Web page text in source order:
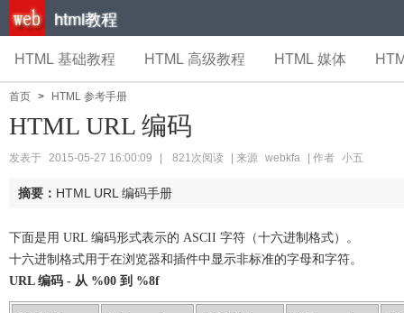
html教程
HTML 基础教程 HTML 高级教程 HTML 媒体
首页 > HTML 参考手册
HTML URL 编码
发表于 2015-05-27 16:00:09 821次阅读 | 来源 webkfa | 作者 小五
摘要： HTML URL 编码手册
下面是用 URL 编码形式表示的 ASCII 字符（十六进制格式）。
十六进制格式用于在浏览器和插件中显示非标准的字母和字符。
URL 编码 - 从 %00 到 %8f